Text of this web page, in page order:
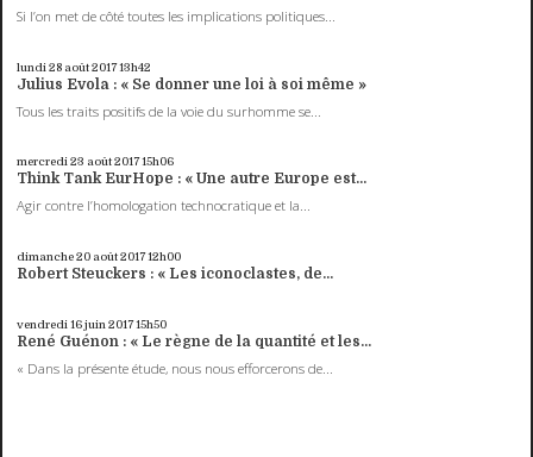
Si l’on met de côté toutes les implications politiques...
lundi 28 août 201713h42
Julius Evola : « Se donner une loi à soi même »
Tous les traits positifs de la voie du surhomme se...
mercredi 23 août 201715h06
Think Tank EurHope : « Une autre Europe est...
Agir contre l’homologation technocratique et la...
dimanche 20 août 201712h00
Robert Steuckers : « Les iconoclastes, de...
vendredi 16juin 201715h50
René Guénon : « Le règne de la quantité et les...
« Dans la présente étude, nous nous efforcerons de...